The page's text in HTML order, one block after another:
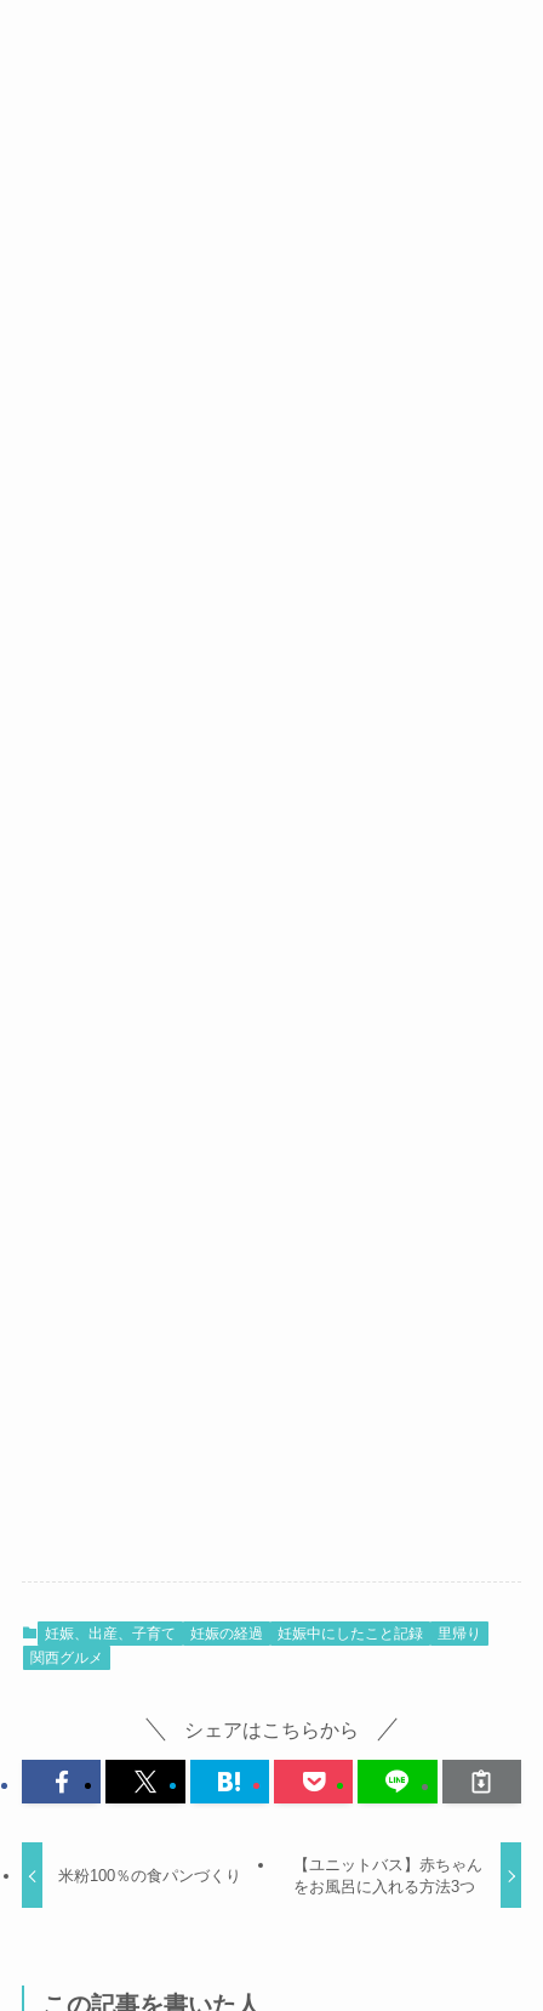
妊娠、出産、子育て 妊娠の経過 妊娠中にしたこと記録
里帰り
関西グルメ
シェアはこちらから
米粉100％の食パンづくり
【ユニットバス】赤ちゃん
をお風呂に入れる方法3つ
この記事を書いた人